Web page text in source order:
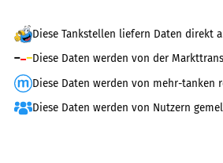
Diese Tankstellen liefern Daten direkt
Diese Daten werden von der
Diese Daten werden von mehr-tanken
Diese Daten werden von Nutzern